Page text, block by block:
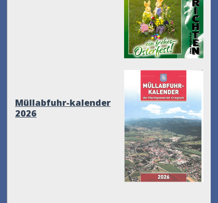
Müllabfuhr-kalender
2026